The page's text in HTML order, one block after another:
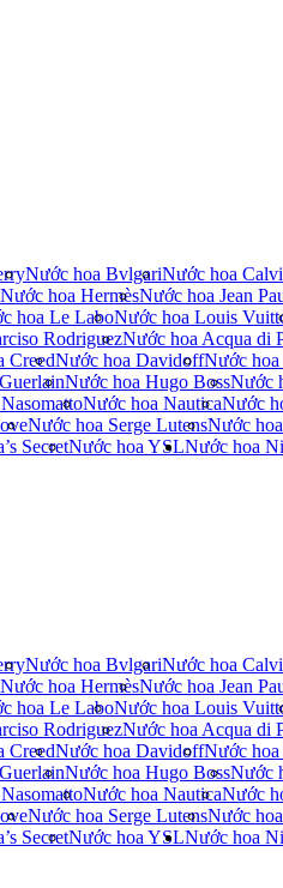
Nước hoa BvlgariNước hoa
Nước hoa HermèsNước hoa Jean
hoa Le LaboNước hoa Louis
RodriguezNước hoa Acqua di
CreedNước hoa DavidoffNước hoa
Nước hoa Hugo BossNước
Nước hoa NauticaNước
Nước hoa Serge LutensNước
SecretNước hoa YSLNước hoa
Nước hoa BvlgariNước hoa
Nước hoa HermèsNước hoa Jean
hoa Le LaboNước hoa Louis
RodriguezNước hoa Acqua di
CreedNước hoa DavidoffNước hoa
Nước hoa Hugo BossNước
Nước hoa NauticaNước
Nước hoa Serge LutensNước
SecretNước hoa YSLNước hoa